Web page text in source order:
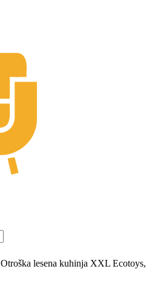
Otroška lesena kuhinja XXL Ecotoys,